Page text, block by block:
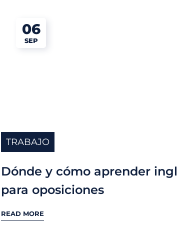
06
SEP
TRABAJO
Dónde y cómo aprender
para oposiciones
READ MORE